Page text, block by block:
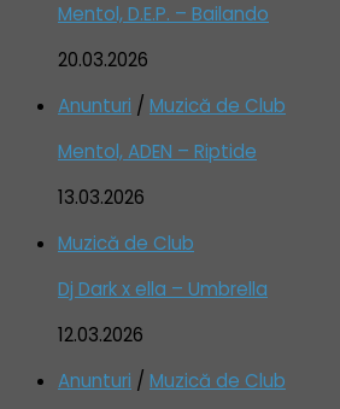
Mentol, D.E.P. – Bailando
20.03.2026
Anunturi / Muzică de Club
Mentol, ADEN – Riptide
13.03.2026
Muzică de Club
Dj Dark x ella – Umbrella
12.03.2026
Anunturi / Muzică de Club